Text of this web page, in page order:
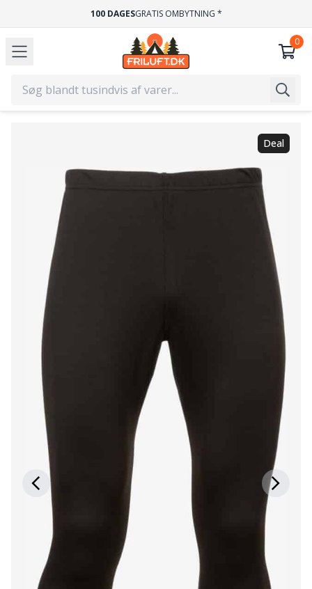
100 DAGESGRATIS OMBYTNING *
Deal